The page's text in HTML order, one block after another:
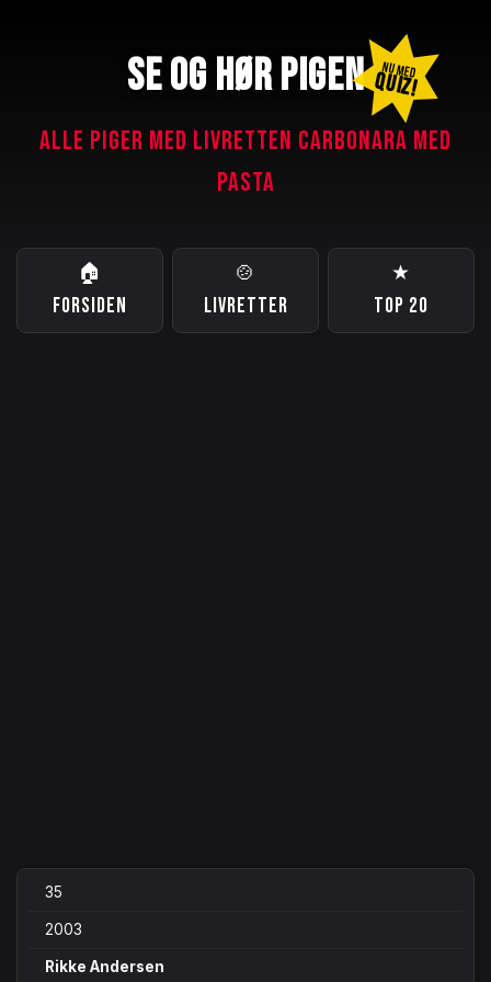
SE OG HØR PIGEN NU MED
QUIZ!
ALLE PIGER MED LIVRETTEN CARBONARA MED
PASTA
🏠
FORSIDEN
🍲
LIVRETTER
★
TOP 20
35
2003
Rikke Andersen